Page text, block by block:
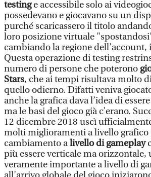
testinge accessibile solo ai
possedevano e giocavano su un
purché scaricassero il titolo
loro posizione virtuale
cambiando la regione dell’account,
Questa operazione di testing
numero di persone che poterono
Stars, che ai tempi risultava molto
quello odierno. Difatti veniva
anche la grafica dava l’idea di
ma le basi del gioco già c’erano.
12 dicembre 2018 uscì
molti miglioramenti a livello grafico
cambiamento alivello di gameplay
più essere verticale ma
veramente importante a livello di